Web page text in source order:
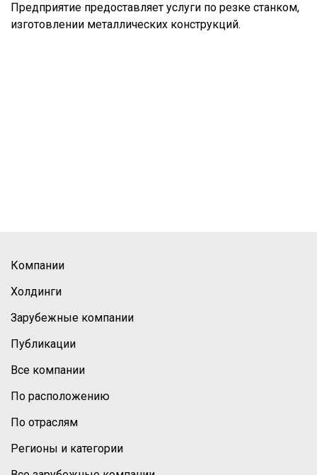
Предприятие предоставляет услуги по резке станком,
изготовлении металлических конструкций.
Компании
Холдинги
Зарубежные компании
Публикации
Все компании
По расположению
По отраслям
Регионы и категории